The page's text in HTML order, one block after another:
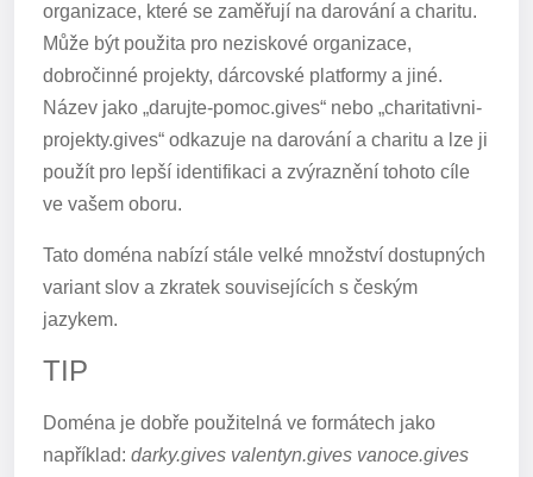
organizace, které se zaměřují na darování a charitu.
Může být použita pro neziskové organizace,
dobročinné projekty, dárcovské platformy a jiné.
Název jako „darujte-pomoc.gives“ nebo „charitativni-
projekty.gives“ odkazuje na darování a charitu a lze ji
použít pro lepší identifikaci a zvýraznění tohoto cíle
ve vašem oboru.
Tato doména nabízí stále velké množství dostupných
variant slov a zkratek souvisejících s českým
jazykem.
TIP
Doména je dobře použitelná ve formátech jako
například: darky.gives valentyn.gives vanoce.gives